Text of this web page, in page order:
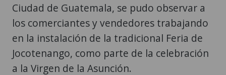
Ciudad de Guatemala, se pudo observar a
los comerciantes y vendedores trabajando
en la instalación de la tradicional Feria de
Jocotenango, como parte de la celebración
a la Virgen de la Asunción.